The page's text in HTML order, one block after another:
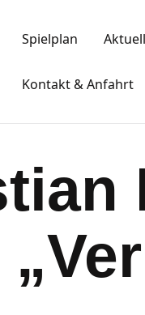
Spielplan
Kontakt & Anfahrt